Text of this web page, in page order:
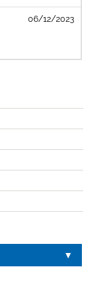
06/12/2023